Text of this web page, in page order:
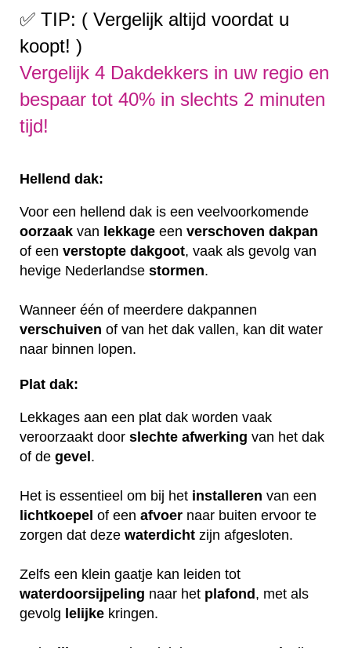
✅ TIP: ( Vergelijk altijd voordat u
koopt! )
Vergelijk 4 Dakdekkers in uw regio en
bespaar tot 40% in slechts 2 minuten
tijd!
Hellend dak:
Voor een hellend dak is een veelvoorkomende
oorzaak van lekkage een verschoven dakpan
of een verstopte dakgoot, vaak als gevolg van
hevige Nederlandse stormen.
Wanneer één of meerdere dakpannen
verschuiven of van het dak vallen, kan dit water
naar binnen lopen.
Plat dak:
Lekkages aan een plat dak worden vaak
veroorzaakt door slechte afwerking van het dak
of de gevel.
Het is essentieel om bij het installeren van een
lichtkoepel of een afvoer naar buiten ervoor te
zorgen dat deze waterdicht zijn afgesloten.
Zelfs een klein gaatje kan leiden tot
waterdoorsijpeling naar het plafond, met als
gevolg lelijke kringen.